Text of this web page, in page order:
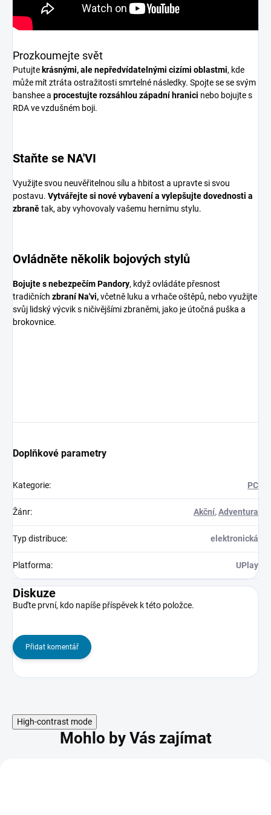
Prozkoumejte svět
Putujte krásnými, ale nepředvídatelnými cizími oblastmi, kde
může mít ztráta ostražitosti smrtelné následky. Spojte se se svým
banshee a procestujte rozsáhlou západní hranici nebo bojujte s
RDA ve vzdušném boji.
Staňte se NA'VI
Využijte svou neuvěřitelnou sílu a hbitost a upravte si svou
postavu. Vytvářejte si nové vybavení a vylepšujte dovednosti a
zbranětak, aby vyhovovaly vašemu hernímu stylu.
Ovládněte několik bojových stylů
Bojujte s nebezpečím Pandory, když ovládáte přesnost
tradičních zbraní Na'vi,včetně luku a vrhače oštěpů, nebo využijte
svůj lidský výcvik s ničivějšími zbraněmi, jako je útočná puška a
brokovnice.
Doplňkové parametry
Kategorie: PC
Žánr: Akční,Adventura
Typ distribuce: elektronická
Platforma: UPlay
Diskuze
Buďte první, kdo napíše příspěvek k této položce.
Přidat komentář
High-contrast mode
Mohlo by Vás zajímat